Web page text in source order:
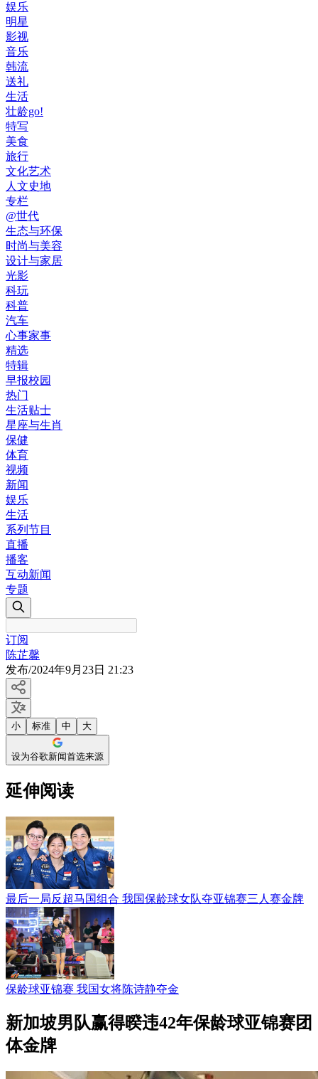
娱乐
明星
影视
音乐
韩流
送礼
生活
壮龄go!
特写
美食
旅行
文化艺术
人文史地
专栏
@世代
生态与环保
时尚与美容
设计与家居
光影
科玩
科普
汽车
心事家事
精选
特辑
早报校园
热门
生活贴士
星座与生肖
保健
体育
视频
新闻
娱乐
生活
系列节目
直播
播客
互动新闻
专题
订阅
陈芷馨
发布/2024年9月23日 21:23
小 标准 中 大
设为谷歌新闻首选来源
延伸阅读
最后一局反超马国组合 我国保龄球女队夺亚锦赛三人赛金牌
保龄球亚锦赛 我国女将陈诗静夺金
新加坡男队赢得暌违42年保龄球亚锦赛团
体金牌